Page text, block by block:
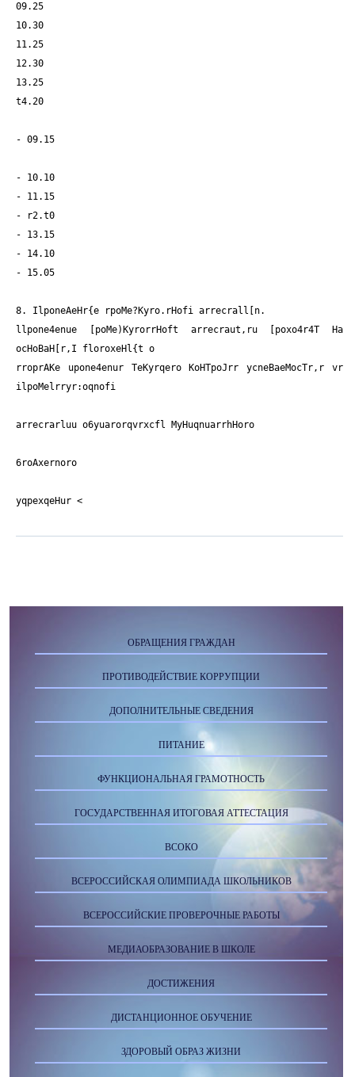
09.25
10.30
11.25
12.30
13.25
t4.20
- 09.15
- 10.10
- 11.15
- r2.t0
- 13.15
- 14.10
- 15.05
8. IlponeAeHr{e rpoMe?Kyro.rHofi arrecrall[n.
llpone4enue [poMe)KyrorrHoft arrecraut,ru [poxo4r4T Ha
ocHoBaH[r,I floroxeHl{t o
rroprAKe upone4enur TeKyrqero KoHTpoJrr ycneBaeMocTr,r vr
ilpoMelrryr:oqnofi
arrecrarluu o6yuarorqvrxcfl MyHuqnuarrhHoro
6roAxernoro
yqpexqeHur <
ОБРАЩЕНИЯ ГРАЖДАН
ПРОТИВОДЕЙСТВИЕ КОРРУПЦИИ
ДОПОЛНИТЕЛЬНЫЕ СВЕДЕНИЯ
ПИТАНИЕ
ФУНКЦИОНАЛЬНАЯ ГРАМОТНОСТЬ
ГОСУДАРСТВЕННАЯ ИТОГОВАЯ АТТЕСТАЦИЯ
ВСОКО
ВСЕРОССИЙСКАЯ ОЛИМПИАДА ШКОЛЬНИКОВ
ВСЕРОССИЙСКИЕ ПРОВЕРОЧНЫЕ РАБОТЫ
МЕДИАОБРАЗОВАНИЕ В ШКОЛЕ
ДОСТИЖЕНИЯ
ДИСТАНЦИОННОЕ ОБУЧЕНИЕ
ЗДОРОВЫЙ ОБРАЗ ЖИЗНИ